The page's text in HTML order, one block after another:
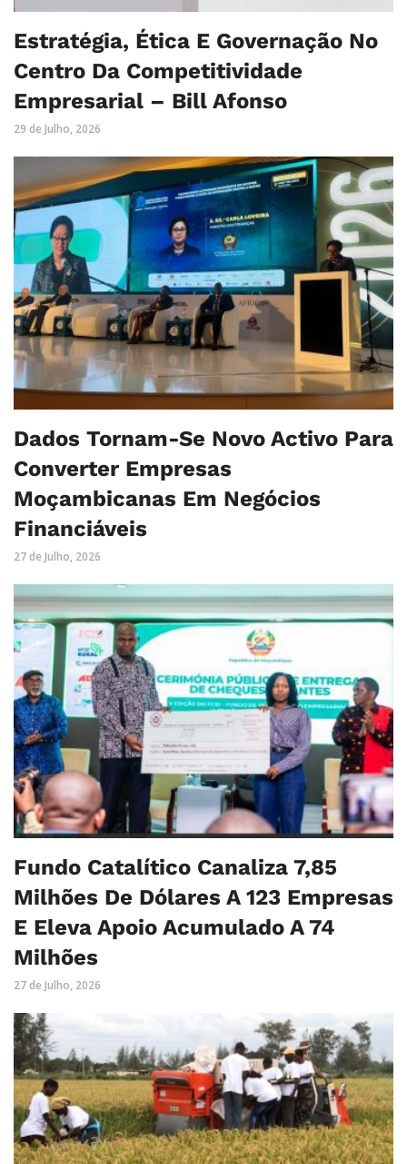
Estratégia, Ética E Governação No
Centro Da Competitividade
Empresarial – Bill Afonso
29 de Julho, 2026
Dados Tornam-Se Novo Activo Para
Converter Empresas
Moçambicanas Em Negócios
Financiáveis
27 de Julho, 2026
Fundo Catalítico Canaliza 7,85
Milhões De Dólares A 123 Empresas
E Eleva Apoio Acumulado A 74
Milhões
27 de Julho, 2026